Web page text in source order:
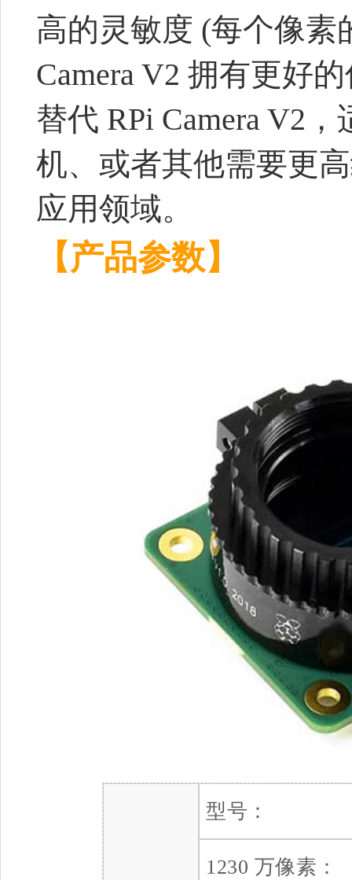
高的灵敏度 (每个像素
Camera V2 拥有更好
替代 RPi Camera V2
机、或者其他需要更
应用领域。
【产品参数】
型号：
1230 万像素：